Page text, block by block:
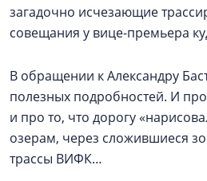
загадочно исчезающие
совещания у вице-премьера
В обращении к Александру
полезных подробностей. И
и про то, что дорогу
озерам, через сложившиеся
трассы ВИФК…